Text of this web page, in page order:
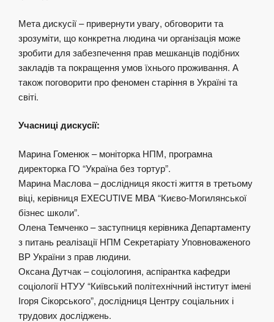
Мета дискусії – привернути увагу, обговорити та
зрозуміти, що конкретна людина чи організація може
зробити для забезпечення прав мешканців подібних
закладів та покращення умов їхнього проживання. А
також поговорити про феномен старіння в Україні та
світі.
Учасниці дискусії:
Марина Гоменюк – моніторка НПМ, програмна
директорка ГО “Україна без тортур”.
Марина Маслова –дослідниця якості життя в третьому
віці, керівниця EXECUTIVE MBA “Києво-Могилянської
бізнес школи”.
Олена Темченко – заступниця керівника Департаменту
з питань реалізації НПМ Секретаріату Уповноваженого
ВР України з прав людини.
Оксана Дутчак – соціологиня, аспірантка кафедри
соціології НТУУ “Київський політехнічний інститут імені
Ігоря Сікорського”, дослідниця Центру соціальних і
трудових досліджень.